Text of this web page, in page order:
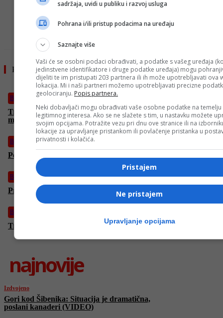
TAG #
Pročitajte još
Biznis
Trebevićka žičara od stranih turista inkasirala više od tri
miliona KM od početka godine
Biznis
Podignuta tužba protiv Lidla u Njemačkoj
Biznis
Prosječna neto plata u FBiH viša od 1500 KM
Biznis
Troškovi života u BiH sve veći, najviše poskupjela hrana
najnovije
Izdvojeno
Gori kod Šibenika: Situacija je dramatična,
poslani kanaderi (VIDEO)
sadržaja, uvidi u publiku i razvoj usluga
Pohrana i/ili pristup podacima na uređaju
Saznajte više
Vaši će se osobni podaci obrađivati, a podatke s vašeg uređaja
jedinstvene identifikatore i druge podatke uređaja) mogu
dijeliti te im pristupati 203 partnera ili ih može upotrebljavati ova
lokacija. Mi i naši partneri možemo upotrebljavati precizne
geolociranju. Popis partnera.
Neki dobavljači mogu obrađivati vaše osobne podatke na temelju
legitimnog interesa. Ako se ne slažete s tim, u nastavku možete
svojim opcijama. Potražite vezu pri dnu ove stranice ili na
lokacije za upravljanje pristankom ili povlačenje pristanka u
privatnosti i kolačića.
Pristajem
Ne pristajem
Upravljanje opcijama